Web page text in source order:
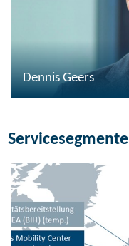
Dennis Geers
Servicesegmente